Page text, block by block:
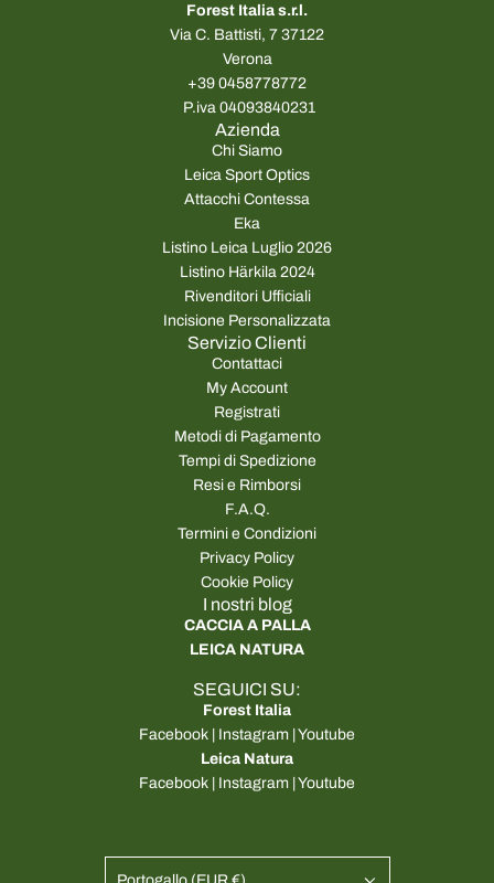
Forest Italia s.r.l.
Via C. Battisti, 7 37122
Verona
+39 0458778772
P.iva 04093840231
Azienda
Chi Siamo
Leica Sport Optics
Attacchi Contessa
Eka
Listino Leica Luglio 2026
Listino Härkila 2024
Rivenditori Ufficiali
Incisione Personalizzata
Servizio Clienti
Contattaci
My Account
Registrati
Metodi di Pagamento
Tempi di Spedizione
Resi e Rimborsi
F.A.Q.
Termini e Condizioni
Privacy Policy
Cookie Policy
I nostri blog
CACCIA A PALLA
LEICA NATURA
SEGUICI SU:
Forest Italia
Facebook | Instagram |Youtube
Leica Natura
Facebook | Instagram |Youtube
Portogallo (EUR €)